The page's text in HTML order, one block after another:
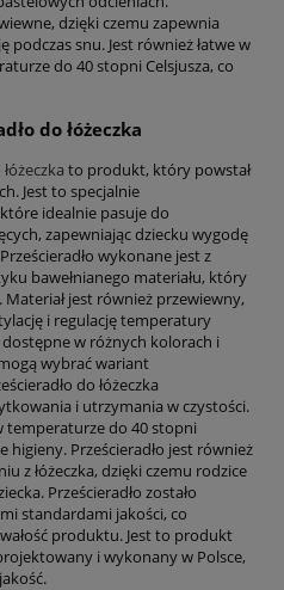
dzięki czemu zapewnia
snu. Jest również łatwe w
do 40 stopni Celsjusza, co
do łóżeczka
to produkt, który powstał
Jest to specjalnie
idealnie pasuje do
zapewniając dziecku wygodę
wykonane jest z
bawełnianego materiału, który
jest również przewiewny,
i regulację temperatury
dostępne w różnych kolorach i
wybrać wariant
do łóżeczka
i utrzymania w czystości.
temperaturze do 40 stopni
higieny. Prześcieradło jest również
z łóżeczka, dzięki czemu rodzice
Prześcieradło zostało
standardami jakości, co
produktu. Jest to produkt
i wykonany w Polsce,